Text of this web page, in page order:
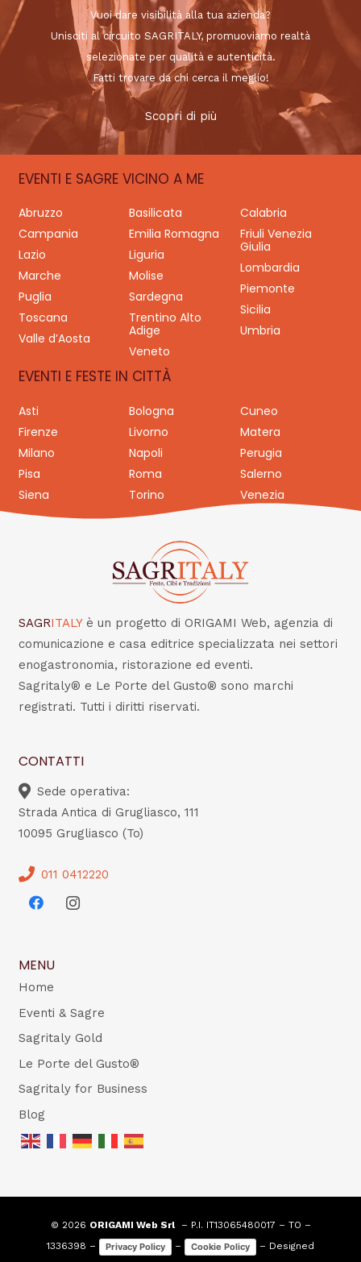
Vuoi dare visibilità alla tua azienda?
Unisciti al circuito SAGRITALY, promuoviamo realtà
selezionate per qualità e autenticità.
Fatti trovare da chi cerca il meglio!
Scopri di più
EVENTI E SAGRE VICINO A ME
Abruzzo Basilicata
Calabria
Campania
Emilia Romagna
Friuli Venezia
Giulia
Lazio
Liguria
Lombardia
Marche
Molise
Piemonte
Puglia
Sardegna
Sicilia
Toscana
Trentino Alto
Adige
Umbria
Valle d’Aosta
Veneto
EVENTI E FESTE IN CITTÀ
Asti Bologna
Cuneo
Firenze
Livorno
Matera
Milano
Napoli
Perugia
Pisa
Roma
Salerno
Siena
Torino Venezia
SAGRITALY è un progetto di ORIGAMI Web, agenzia di
comunicazione e casa editrice specializzata nei settori
enogastronomia, ristorazione ed eventi.
Sagritaly® e Le Porte del Gusto® sono marchi
registrati. Tutti i diritti riservati.
CONTATTI
Sede operativa:
Strada Antica di Grugliasco, 111
10095 Grugliasco (To)
011 0412220
MENU
Home
Eventi & Sagre
Sagritaly Gold
Le Porte del Gusto®
Sagritaly for Business
Blog
© 2026 ORIGAMI Web Srl– P.I. IT13065480017 – TO –
1336398 –
Privacy Policy – Cookie Policy
– Designed